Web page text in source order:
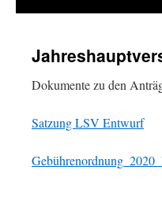
Dokumente zu den
Satzung LSV Entwurf